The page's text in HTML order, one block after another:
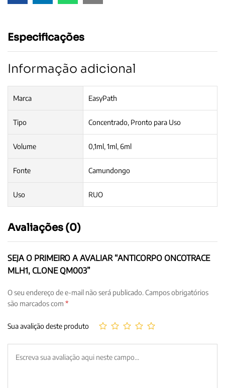
Especificações
Informação adicional
Marca EasyPath
Tipo Concentrado, Pronto para Uso
Volume 0,1ml, 1ml, 6ml
Fonte Camundongo
Uso RUO
Avaliações (0)
SEJA O PRIMEIRO A AVALIAR “ANTICORPO ONCOTRACE
MLH1, CLONE QM003”
O seu endereço de e-mail não será publicado. Campos obrigatórios
são marcados com *
Sua avalição deste produto